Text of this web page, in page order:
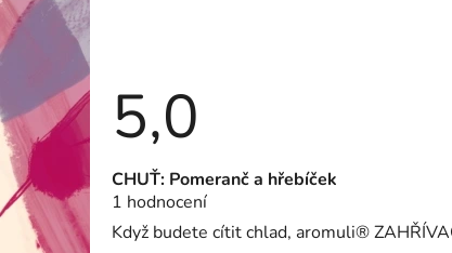
5,0
Průměrné
hodnocení
produktu
je
5,0
1 hodnocení
CHUŤ: Pomeranč a hřebíček
Když budete cítit chlad, aromuli®